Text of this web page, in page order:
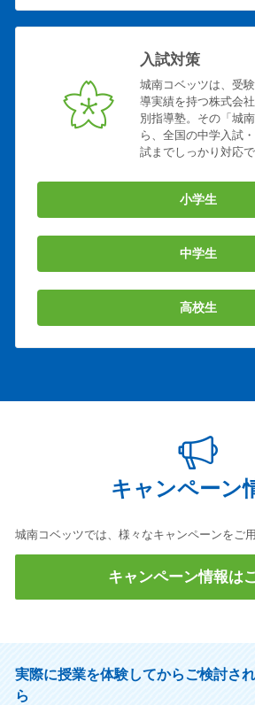
入試対策
城南コベッツは、受
導実績を持つ株式会
別指導塾。その「城
ら、全国の中学入試
試までしっかり対応で
小学生
中学生
高校生
キャンペーン
城南コベッツでは、様々なキャンペーンをご
キャンペーン情報は
実際に授業を体験してからご検討さ
ら